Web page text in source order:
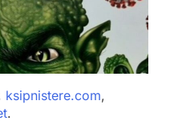
ksipnistere.com,
.